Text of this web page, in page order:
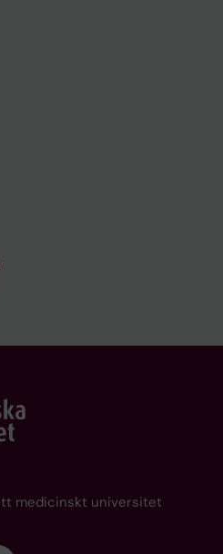
medicinskt universitet